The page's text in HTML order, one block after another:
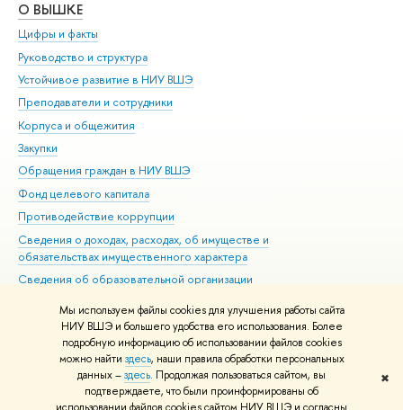
Мы используем файлы cookies для улучшения работы сайта
НИУ ВШЭ и большего удобства его использования. Более
подробную информацию об использовании файлов cookies
можно найти здесь, наши правила обработки персональных
данных –здесь. Продолжая пользоваться сайтом, вы
подтверждаете, что были проинформированы об
✖
О ВЫШКЕ
Цифры и факты
Руководство и структура
Устойчивое развитие в НИУ ВШЭ
Преподаватели и сотрудники
Корпуса и общежития
Закупки
Обращения граждан в НИУ ВШЭ
Фонд целевого капитала
Противодействие коррупции
Сведения о доходах, расходах, об имуществе и
обязательствах имущественного характера
Сведения об образовательной организации
Людям с ограниченными возможностями здоровья
Единая платежная страница
Работа в Вышке
© НИУ ВШЭ 1993–2026 Адреса и контакты Условия использования